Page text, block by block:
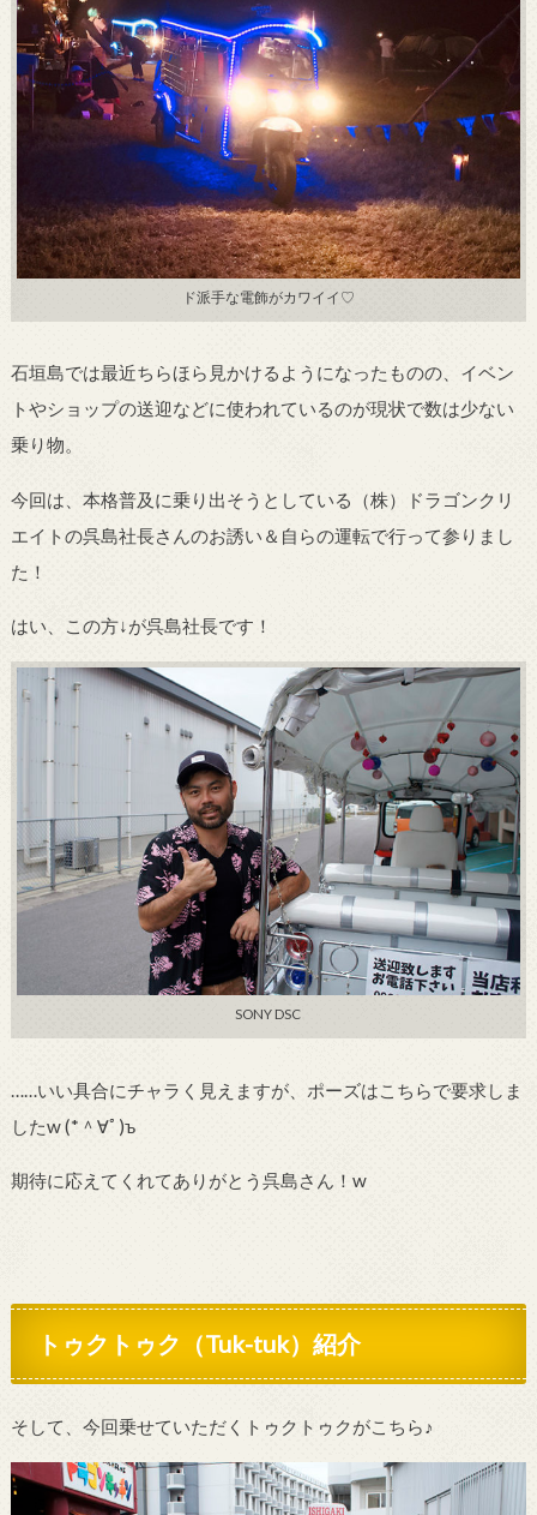
ド派手な電飾がカワイイ♡
石垣島では最近ちらほら見かけるようになったものの、イベン
トやショップの送迎などに使われているのが現状で数は少ない
乗り物。
今回は、本格普及に乗り出そうとしている（株）ドラゴンクリ
エイトの呉島社長さんのお誘い＆自らの運転で行って参りまし
た！
はい、この方↓が呉島社長です！
SONY DSC
……いい具合にチャラく見えますが、ポーズはこちらで要求しま
したw (* ＾∀ﾟ)ъ
期待に応えてくれてありがとう呉島さん！w
トゥクトゥク（Tuk-tuk）紹介
そして、今回乗せていただくトゥクトゥクがこちら♪